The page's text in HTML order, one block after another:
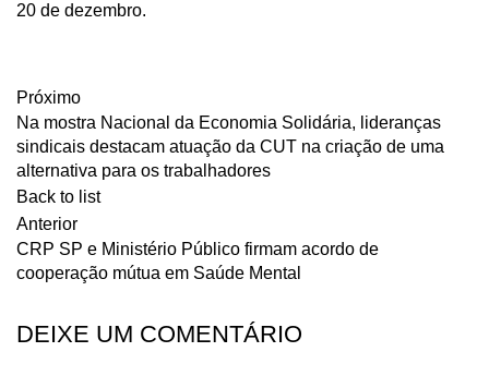
20 de dezembro.
Próximo
Na mostra Nacional da Economia Solidária, lideranças
sindicais destacam atuação da CUT na criação de uma
alternativa para os trabalhadores
Back to list
Anterior
CRP SP e Ministério Público firmam acordo de
cooperação mútua em Saúde Mental
DEIXE UM COMENTÁRIO